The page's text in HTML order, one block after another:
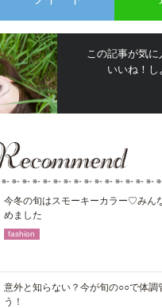
この記事が気に
いいね！し
今冬の旬はスモーキーカラー♡みん
めました
fashion
意外と知らない？今が旬の○○で体調
う！